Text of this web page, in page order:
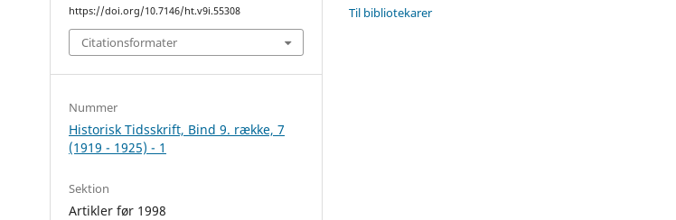
https://doi.org/10.7146/ht.v9i.55308
Citationsformater
Nummer
Historisk Tidsskrift, Bind 9. række, 7
(1919 - 1925) - 1
Sektion
Artikler før 1998
Til bibliotekarer